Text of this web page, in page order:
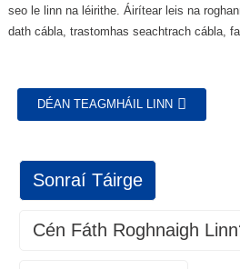
seo le linn na léirithe. Áirítear leis na
dath cábla, trastomhas seachtrach cábla,
DÉAN TEAGMHÁIL LINN
Sonraí Táirge
Cén Fáth Roghnaigh